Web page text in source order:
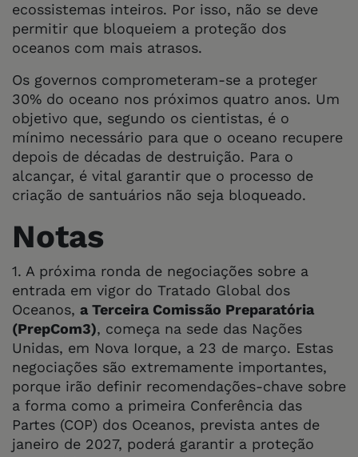
ecossistemas inteiros. Por isso, não se deve
permitir que bloqueiem a proteção dos
oceanos com mais atrasos.
Os governos comprometeram-se a proteger
30% do oceano nos próximos quatro anos. Um
objetivo que, segundo os cientistas, é o
mínimo necessário para que o oceano recupere
depois de décadas de destruição. Para o
alcançar, é vital garantir que o processo de
criação de santuários não seja bloqueado.
Notas
1. A próxima ronda de negociações sobre a
entrada em vigor do Tratado Global dos
Oceanos, a Terceira Comissão Preparatória
(PrepCom3), começa na sede das Nações
Unidas, em Nova Iorque, a 23 de março. Estas
negociações são extremamente importantes,
porque irão definir recomendações-chave sobre
a forma como a primeira Conferência das
Partes (COP) dos Oceanos, prevista antes de
janeiro de 2027, poderá garantir a proteção